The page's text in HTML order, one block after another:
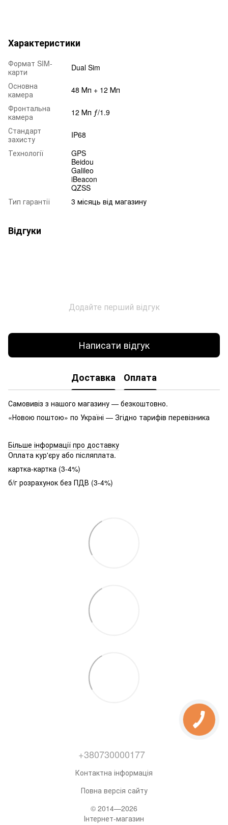
Характеристики
Формат SIM-
карти
Dual Sim
Основна
камера
48 Мп + 12 Мп
Фронтальна
камера
12 Мп ƒ/1.9
Стандарт
захисту
IP68
Технології
GPS
Beidou
Galileo
iBeacon
QZSS
Тип гарантії
3 місяць від магазину
Відгуки
Додайте перший відгук
Написати відгук
Доставка Оплата
Самовивіз з нашого магазину — безкоштовно.
«Новою поштою» по Україні — Згідно тарифів перевізника
Більше інформації про доставку
Оплата кур'єру або післяплата.
картка-картка (3-4%)
б/г розрахунок без ПДВ (3-4%)
+380730000177
Контактна інформація
Повна версія сайту
© 2014—2026
Інтернет-магазин